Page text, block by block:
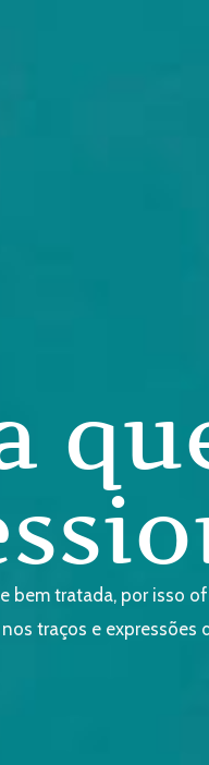
bem tratada, por isso
traços e expressões